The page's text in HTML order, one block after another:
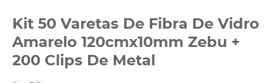
Kit 50 Varetas De Fibra De Vidro
Amarelo 120cmx10mm Zebu +
200 Clips De Metal